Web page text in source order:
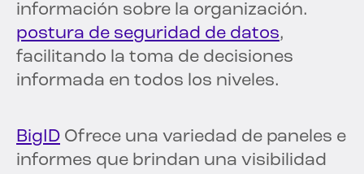
información sobre la organización.
postura de seguridad de datos,
facilitando la toma de decisiones
informada en todos los niveles.
BigID Ofrece una variedad de paneles e
informes que brindan una visibilidad